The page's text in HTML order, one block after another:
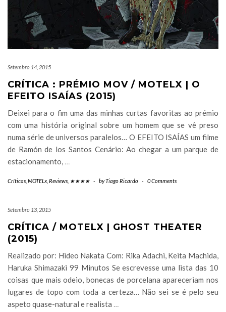
Setembro 14, 2015
CRÍTICA : PRÉMIO MOV / MOTELX | O
EFEITO ISAÍAS (2015)
Deixei para o fim uma das minhas curtas favoritas ao prémio
com uma história original sobre um homem que se vê preso
numa série de universos paralelos… O EFEITO ISAÍAS um filme
de Ramón de los Santos Cenário: Ao chegar a um parque de
estacionamento, …
Críticas MOTELx Reviews ★★★★ - byTiago Ricardo - 0 Comments
Setembro 13, 2015
CRÍTICA / MOTELX | GHOST THEATER
(2015)
Realizado por: Hideo Nakata Com: Rika Adachi, Keita Machida,
Haruka Shimazaki 99 Minutos Se escrevesse uma lista das 10
coisas que mais odeio, bonecas de porcelana apareceriam nos
lugares de topo com toda a certeza… Não sei se é pelo seu
aspeto quase-natural e realista …